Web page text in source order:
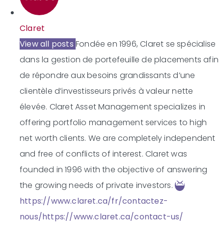
Claret
View all posts Fondée en 1996, Claret se spécialise
dans la gestion de portefeuille de placements afin
de répondre aux besoins grandissants d’une
clientèle d’investisseurs privés à valeur nette
élevée. Claret Asset Management specializes in
offering portfolio management services to high
net worth clients. We are completely independent
and free of conflicts of interest. Claret was
founded in 1996 with the objective of answering
the growing needs of private investors.
https://www.claret.ca/fr/contactez-
nous/https://www.claret.ca/contact-us/